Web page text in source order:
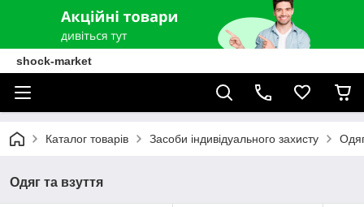
shock-market
Каталог товарів Засоби індивідуального захисту
Одяг та взуття